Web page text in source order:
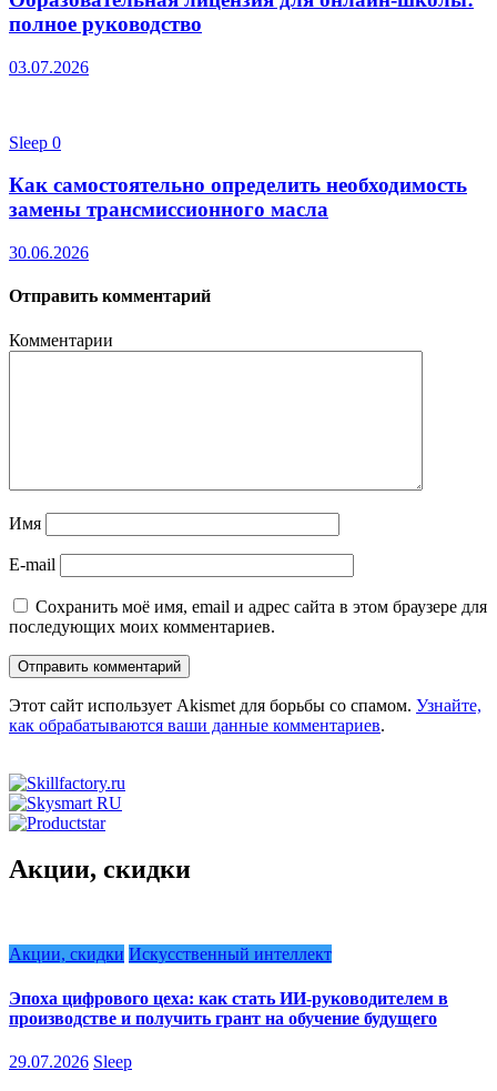
полное руководство
03.07.2026
Sleep 0
Как самостоятельно определить необходимость
замены трансмиссионного масла
30.06.2026
Отправить комментарий
Комментарии
Имя
E-mail
Сохранить моё имя, email и адрес сайта в этом браузере для
последующих моих комментариев.
Этот сайт использует Akismet для борьбы со спамом. Узнайте,
как обрабатываются ваши данные комментариев.
Акции, скидки
Акции, скидки Искусственный интеллект
Эпоха цифрового цеха: как стать ИИ-руководителем в
производстве и получить грант на обучение будущего
29.07.2026 Sleep